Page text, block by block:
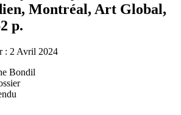
Montréal, Art Global,
p.
: 2 Avril 2024
Bondil